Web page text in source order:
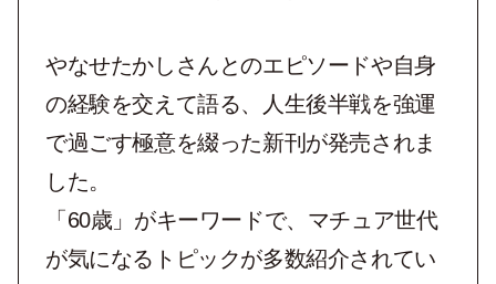
やなせたかしさんとのエピソードや自身
の経験を交えて語る、
人生後半戦を強運
で過ごす極意を綴った新刊が発売されま
した。
「60歳」がキーワードで、マチュア世代
が気になるトピックが多数紹介されてい